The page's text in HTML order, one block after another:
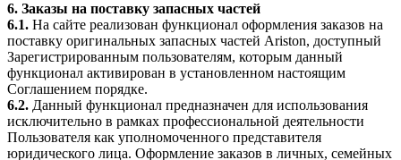
6. Заказы на поставку запасных частей
6.1. На сайте реализован функционал оформления заказов на
поставку оригинальных запасных частей Ariston, доступный
Зарегистрированным пользователям, которым данный
функционал активирован в установленном настоящим
Соглашением порядке.
6.2. Данный функционал предназначен для использования
исключительно в рамках профессиональной деятельности
Пользователя как уполномоченного представителя
юридического лица. Оформление заказов в личных, семейных